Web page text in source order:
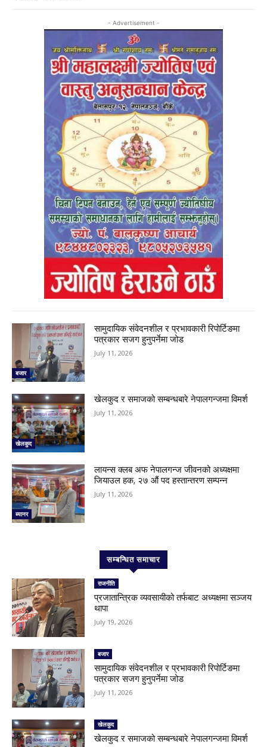
- Advertisement -
बजार
सामुदायिक संवेदनशील र प्रभावकारी रिपोर्टिङमा
पत्रकार सजग हुनुपर्नेमा जोड
July 11, 2026
खेलकुद
खेलकुद र समाजको सम्बन्धबारे नेपालगन्जमा विमर्श
July 11, 2026
ब्यानर
लायन्स क्लब अफ नेपालगन्ज जीवनको अध्यक्षमा
जियाउल हक, २७ औं पद हस्तान्तरण सम्पन्न
July 11, 2026
सम्बन्धित समाचार
राजनीति
प्रजातान्त्रिक व्यवसायीको तर्फबाट अध्यक्षमा सञ्जय
थापा
July 19, 2026
बजार
सामुदायिक संवेदनशील र प्रभावकारी रिपोर्टिङमा
पत्रकार सजग हुनुपर्नेमा जोड
July 11, 2026
खेलकुद
खेलकुद र समाजको सम्बन्धबारे नेपालगन्जमा विमर्श